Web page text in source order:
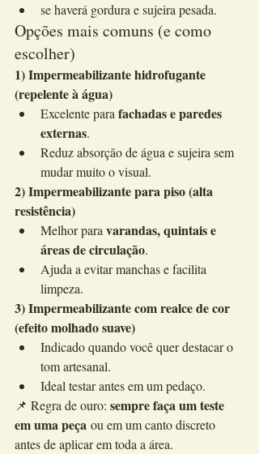
se haverá gordura e sujeira pesada.
Opções mais comuns (e como
escolher)
1) Impermeabilizante hidrofugante
(repelente à água)
Excelente para fachadas e paredes
externas.
Reduz absorção de água e sujeira sem
mudar muito o visual.
2) Impermeabilizante para piso (alta
resistência)
Melhor para varandas, quintais e
áreas de circulação.
Ajuda a evitar manchas e facilita
limpeza.
3) Impermeabilizante com realce de cor
(efeito molhado suave)
Indicado quando você quer destacar o
tom artesanal.
Ideal testar antes em um pedaço.
📌 Regra de ouro: sempre faça um teste
em uma peça ou em um canto discreto
antes de aplicar em toda a área.